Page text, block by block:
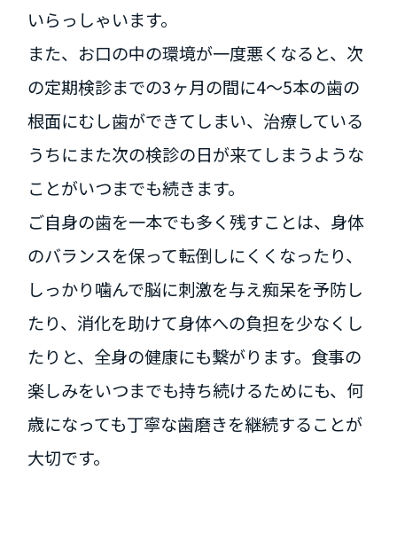
いらっしゃいます。
また、お口の中の環境が一度悪くなると、次
の定期検診までの3ヶ月の間に4～5本の歯の
根面にむし歯ができてしまい、治療している
うちにまた次の検診の日が来てしまうような
ことがいつまでも続きます。
ご自身の歯を一本でも多く残すことは、身体
のバランスを保って転倒しにくくなったり、
しっかり噛んで脳に刺激を与え痴呆を予防し
たり、消化を助けて身体への負担を少なくし
たりと、全身の健康にも繋がります。食事の
楽しみをいつまでも持ち続けるためにも、何
歳になっても丁寧な歯磨きを継続することが
大切です。